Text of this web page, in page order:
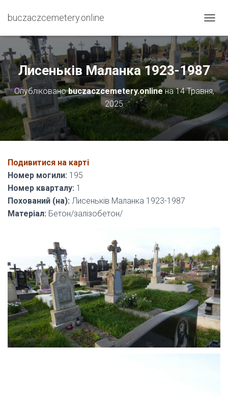
buczaczcemetery.online
Е
Р
Е
М
К
Н
У
Т
И
Н
А
В
Лисеньків Маланка 1923-1987
Опублікованоbuczaczcemetery.onlineна14 Травня,
2025
Подивитися на карті
Номер могили: 195
Номер кварталу: 1
Похований (на): Лисеньків Маланка 1923-1987
Матеріал: Бетон/залізобетон/